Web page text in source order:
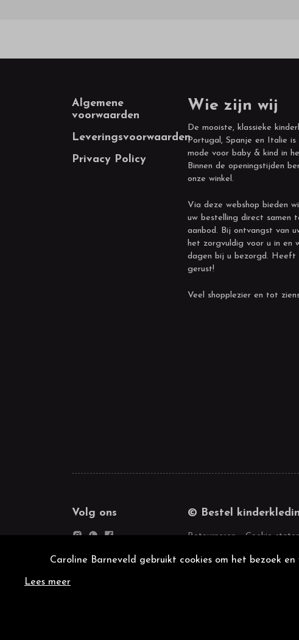
Footer
Algemene
voorwaarden
Leveringsvoorwaarden
Privacy Policy
Wie zijn wij
De mooiste, klassieke
Portugal, Spanje en Italie
mode voor baby & kind in
Binnen de openingstijden
onze winkel.
Via deze webshop bieden
uw bestelling direct samen
aanbod. Bij ontvangst van
het zorgvuldig voor u in en
dagen bij u bezorgd. Heeft
gerust!
Veel shopplezier en tot
Volg ons © Bestel
Retourneren Cookie
Caroline Barneveld gebruikt cookies om het bezoek
Lees meer